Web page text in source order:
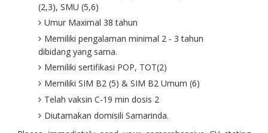
(2,3), SMU (5,6)
Umur Maximal 38 tahun
Memiliki pengalaman minimal 2 - 3 tahun
dibidang yang sama.
Memiliki sertifikasi POP, TOT(2)
Memiliki SIM B2 (5) & SIM B2 Umum (6)
Telah vaksin C-19 min dosis 2
Diutamakan domisili Samarinda.